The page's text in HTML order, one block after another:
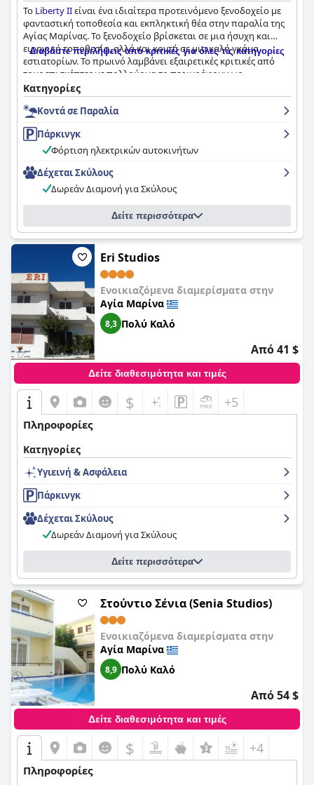
Το Liberty IIείναι ένα ιδιαίτερα προτεινόμενο ξενοδοχείο με
φανταστική τοποθεσία και εκπληκτική θέα στην παραλία της
Αγίας Μαρίνας. Το ξενοδοχείο βρίσκεται σε μια ήσυχη και
ειρηνική τοποθεσία, αλλά και κοντά σε μια καλή γκάμα
εστιατορίων. Το πρωινό λαμβάνει εξαιρετικές κριτικές από
τους επισκέπτες με πολλούς να το περιγράφουν ως
εξαιρετικό, γενναιόδωρο και υπέροχο. Τα δωμάτια είναι
υπέροχα, φωτεινά και πεντακάθαρα, ενώ ορισμένα διαθέτουν
μπαλκόνι μεγάλου μεγέθους με θέα στον ωκεανό. Το
προσωπικό επαινείται ιδιαίτερα για το ότι είναι φιλικό,
ευγενικό και εξυπηρετικό με τον ιδιοκτήτη να αναφέρεται
συχνά για το μοναδικό του στυλ και τη φιλική του
η γραφική του τοποθεσία το καθιστούν εξαιρετική επιλογή
για όσους αναζητούν χαλαρωτικές διακοπές στην παραλία.
χρήζουν ανανέωσης, συνολικά, τοLiberty II
εξαιρετική επιλογή για τους ταξιδιώτες που αναζητούν ένα
καθαρό, ασφαλές και φιλικό ξενοδοχείο σε μια υπέροχη
Διαβάστε περιλήψεις από κριτικές για όλες τις κατηγορίες
Κατηγορίες
Κοντά σε Παραλία
Πάρκινγκ
Φόρτιση ηλεκτρικών αυτοκινήτων
Δέχεται Σκύλους
Δωρεάν Διαμονή για Σκύλους
Δείτε περισσότερα
Eri Studios
Ενοικιαζόμενα διαμερίσματα στην
Αγία Μαρίνα
8,3 Πολύ Καλό
Από 41 $
Δείτε διαθεσιμότητα και τιμές
$ +5
Πληροφορίες
Κατηγορίες
Υγιεινή & Ασφάλεια
Πάρκινγκ
Δέχεται Σκύλους
Δωρεάν Διαμονή για Σκύλους
Δείτε περισσότερα
Στούντιο Σένια (Senia Studios)
Ενοικιαζόμενα διαμερίσματα στην
Αγία Μαρίνα
8,9 Πολύ Καλό
Από 54 $
Δείτε διαθεσιμότητα και τιμές
$ +4
Πληροφορίες